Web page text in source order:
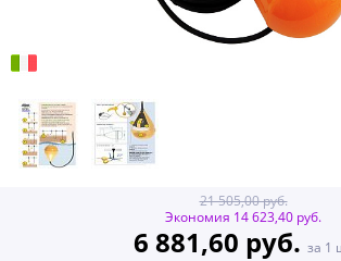
21 505,00 руб.
Экономия 14 623,40 руб.
6 881,60 руб. за 1